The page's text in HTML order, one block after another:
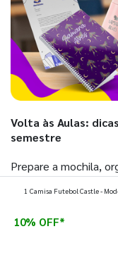
Volta às Aulas:
semestre
Prepare a mochila,
que fazem toda
1 Camisa Futebol Castle -
10% OFF*